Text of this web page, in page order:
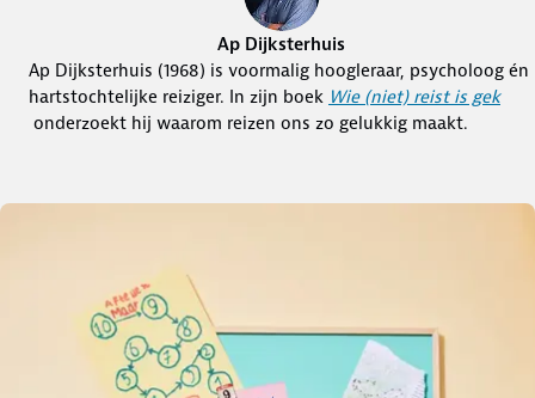
Ap Dijksterhuis
Ap Dijksterhuis (1968) is voormalig hoogleraar, psycholoog én
hartstochtelijke reiziger. In zijn boek Wie (niet) reist is gek
onderzoekt hij waarom reizen ons zo gelukkig maakt.